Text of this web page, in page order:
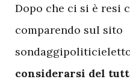
Dopo che ci si è resi
comparendo sul sito
considerarsi del